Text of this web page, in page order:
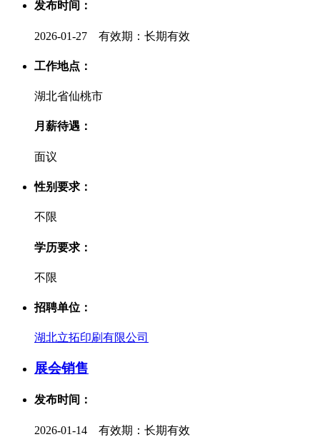
发布时间：
2026-01-27 有效期：长期有效
工作地点：
湖北省仙桃市
月薪待遇：
面议
性别要求：
不限
学历要求：
不限
招聘单位：
湖北立拓印刷有限公司
展会销售
发布时间：
2026-01-14 有效期：长期有效